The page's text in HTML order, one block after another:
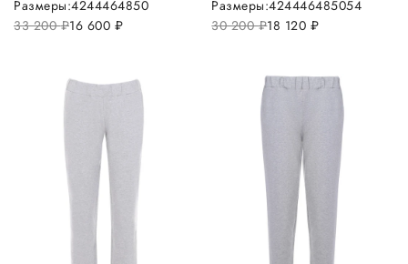
33 200руб.16 600 руб.
Размеры:4244464850
30 200руб.18 120 руб.
Размеры:424446485054